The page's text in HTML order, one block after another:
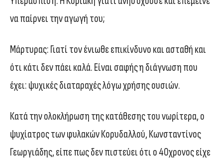
να παίρνει την αγωγή του;
Μάρτυρας: Γιατί τον ένιωθε επικίνδυνο και ασταθή και
ότι κάτι δεν πάει καλά. Είναι σαφής η διάγνωση που
έχει: ψυχικές διαταραχές λόγω χρήσης ουσιών.
Κατά την ολοκλήρωση της κατάθεσης του νωρίτερα, ο
ψυχίατρος των φυλακών Κορυδαλλού, Κωνσταντίνος
Γεωργιάδης, είπε πως δεν πιστεύει ότι ο 40χρονος είχε